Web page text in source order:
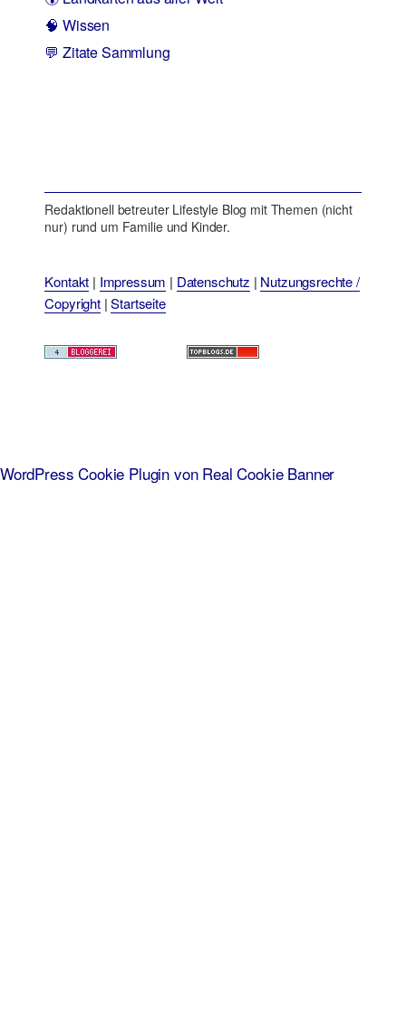
🧠 Wissen
💬 Zitate Sammlung
Redaktionell betreuter Lifestyle Blog mit Themen (nicht
nur) rund um Familie und Kinder.
Kontakt | Impressum | Datenschutz | Nutzungsrechte /
Copyright|Startseite
WordPress Cookie Plugin von Real Cookie Banner